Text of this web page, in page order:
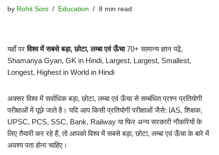
by Rohit Soni Education 8 min read
यहाँ परविश्व में सबसे बड़ा, छोटा, लम्बा एवं ऊँचा70+ सामान्य ज्ञान पढ़ें,
Shamanya Gyan, GK in Hindi, Largest, Largest, Smallest,
Longest, Highest in World in Hindi
अक्सर विश्व में सर्वाधिक बड़ा, छोटा, लम्बा एवं ऊँचा से सम्बंधित प्रश्न प्रतियोगी
परीक्षाओं में पूछे जाते है। यदि आप किसी प्रतियोगी परीक्षाओं जैसे: IAS, शिक्षक,
UPSC, PCS, SSC, Bank, Railway या फिर अन्य सरकारी नौकरियों के
लिए तैयारी कर रहे हैं, तो आपको विश्व में सबसे बड़ा, छोटा, लम्बा एवं ऊँचा के बारे में
अवश्य पता होना चाहिए।